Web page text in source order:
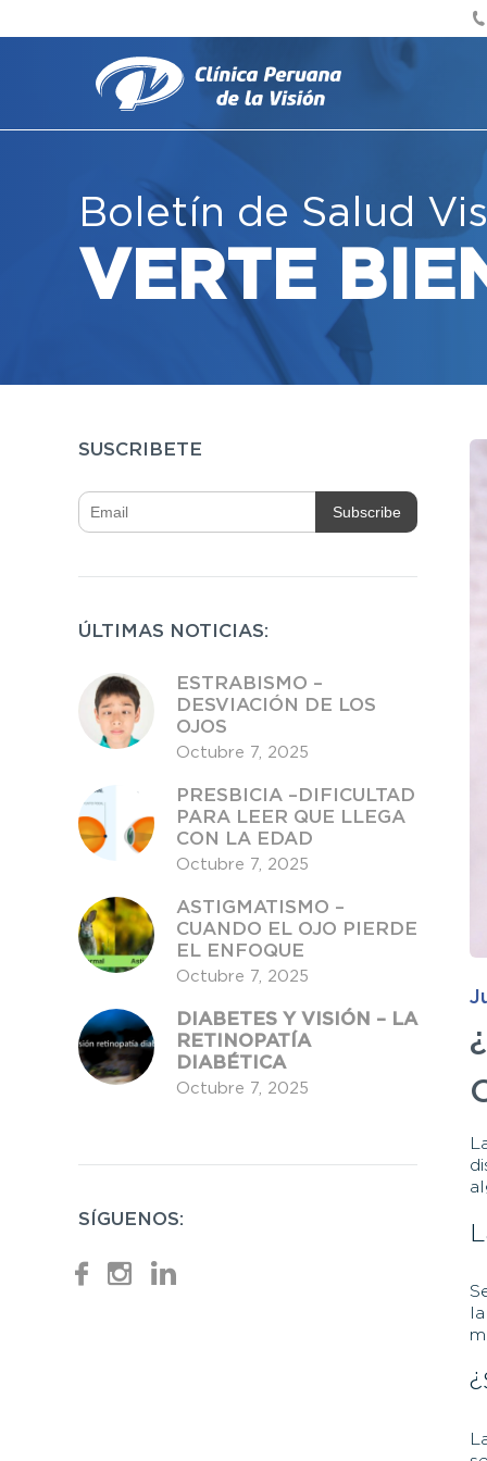
Boletín de Salud
VERTE
SUSCRIBETE
ÚLTIMAS NOTICIAS:
ESTRABISMO –
DESVIACIÓN DE LOS
OJOS
Octubre 7, 2025
PRESBICIA –DIFICULTAD
PARA LEER QUE LLEGA
CON LA EDAD
Octubre 7, 2025
ASTIGMATISMO –
CUANDO EL OJO PIERDE
EL ENFOQUE
Octubre 7, 2025
DIABETES Y VISIÓN – LA
RETINOPATÍA
DIABÉTICA
Octubre 7, 2025
SÍGUENOS: